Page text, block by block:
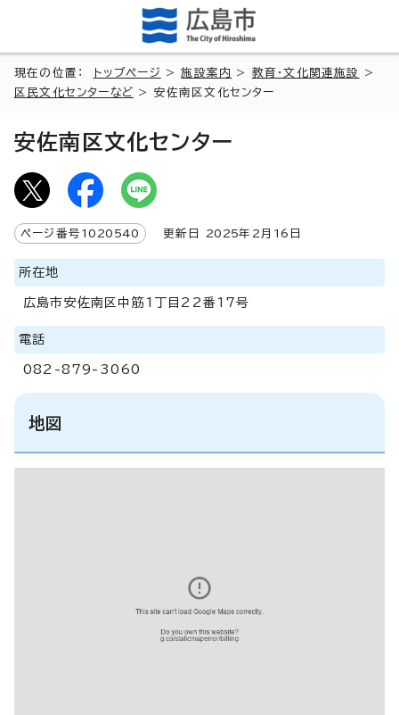
現在の位置： トップページ >施設案内 > 教育・文化関連施設
>
区民文化センターなど > 安佐南区文化センター
安佐南区文化センター
ページ番号 1020540 更新日 2025年2月 16 日
所在地
広島市安佐南区中筋1丁目22番17号
電話
082-879-3060
地図